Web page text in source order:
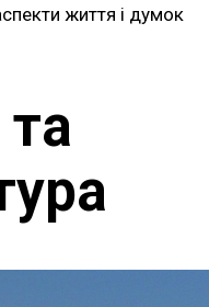
життя і думок